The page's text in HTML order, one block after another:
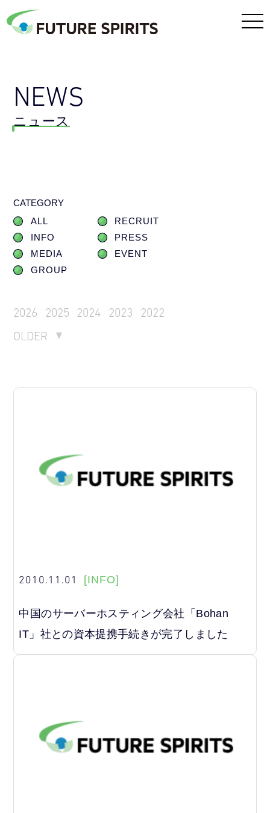
NEWS
ニュース
CATEGORY
ALL
RECRUIT
INFO
PRESS
MEDIA
EVENT
GROUP
2026 2025 2024 2023
2022
OLDER
2010.11.01 [INFO]
中国のサーバーホスティング会社「Bohan
IT」社との資本提携手続きが完了しました